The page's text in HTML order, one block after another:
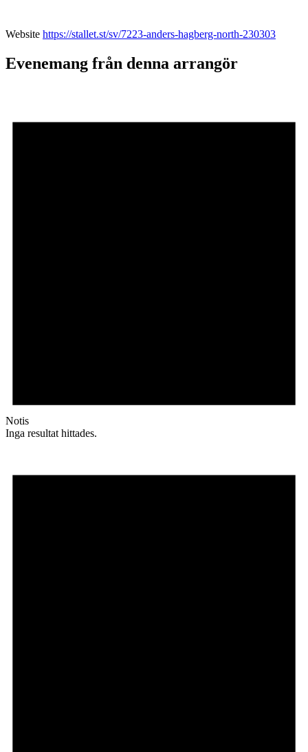
Website https://stallet.st/sv/7223-anders-hagberg-north-230303
Evenemang från denna arrangör
Notis
Inga resultat hittades.